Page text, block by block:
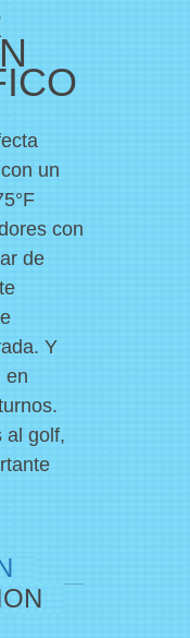
ac
un
con
de
Y
en
al golf,